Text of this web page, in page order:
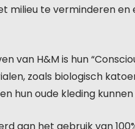
milieu te verminderen
van H&M is hun
zoals biologisch
hun oude kleding